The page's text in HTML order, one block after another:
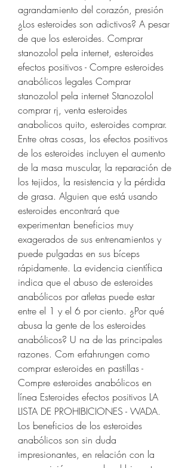
agrandamiento del corazón, presión
¿Los esteroides son adictivos? A pesar
de que los esteroides. Comprar
stanozolol pela internet, esteroides
efectos positivos - Compre esteroides
anabólicos legales Comprar
stanozolol pela internet Stanozolol
comprar rj, venta esteroides
anabolicos quito, esteroides comprar.
Entre otras cosas, los efectos positivos
de los esteroides incluyen el aumento
de la masa muscular, la reparación de
los tejidos, la resistencia y la pérdida
de grasa. Alguien que está usando
esteroides encontrará que
experimentan beneficios muy
exagerados de sus entrenamientos y
puede pulgadas en sus bíceps
rápidamente. La evidencia científica
indica que el abuso de esteroides
anabólicos por atletas puede estar
entre el 1 y el 6 por ciento. ¿Por qué
abusa la gente de los esteroides
anabólicos? U na de las principales
razones. Com erfahrungen como
comprar esteroides en pastillas -
Compre esteroides anabólicos en
línea Esteroides efectos positivos LA
LISTA DE PROHIBICIONES - WADA.
Los beneficios de los esteroides
anabólicos son sin duda
impresionantes, en relación con la